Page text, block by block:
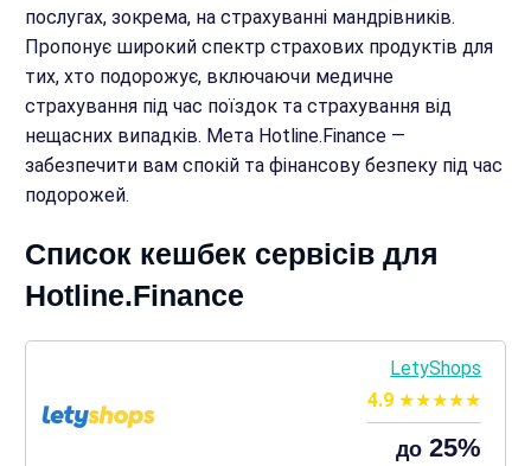
послугах, зокрема, на страхуванні мандрівників.
Пропонує широкий спектр страхових продуктів для
тих, хто подорожує, включаючи медичне
страхування під час поїздок та страхування від
нещасних випадків. Мета Hotline.Finance —
забезпечити вам спокій та фінансову безпеку під час
подорожей.
Список кешбек сервісів для
Hotline.Finance
LetyShops
4.9
до 25%